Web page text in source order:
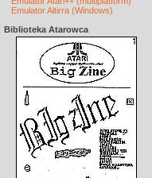
Emulator Altirra (Windows)
Biblioteka Atarowca